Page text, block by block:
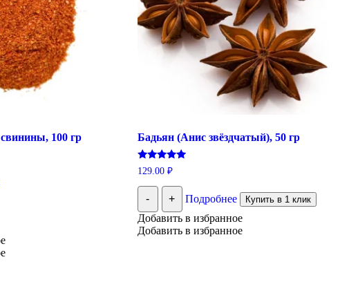
100 гр Бадьян (Анис звёздчатый), 50 гр
Оценка
5.00
из 5
129.00 ₽
- + Подробнее Купить в 1 клик
Добавить в избранное
Добавить в избранное